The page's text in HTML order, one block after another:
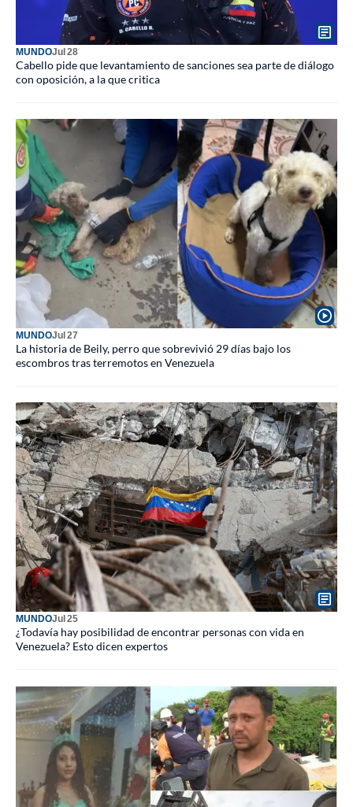
MUNDOJul 28
Cabello pide que levantamiento de sanciones sea parte de diálogo
con oposición, a la que critica
MUNDOJul 27
La historia de Beily, perro que sobrevivió 29 días bajo los
escombros tras terremotos en Venezuela
MUNDOJul 25
¿Todavía hay posibilidad de encontrar personas con vida en
Venezuela? Esto dicen expertos